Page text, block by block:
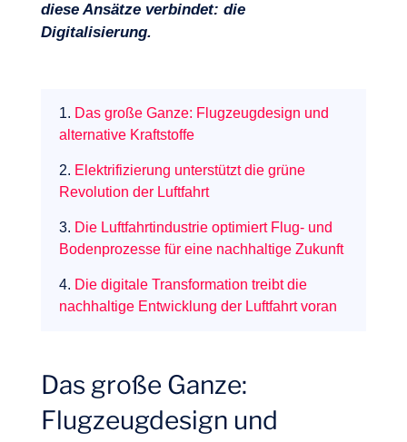
diese Ansätze verbindet: die
Digitalisierung.
1. Das große Ganze: Flugzeugdesign und
alternative Kraftstoffe
2. Elektrifizierung unterstützt die grüne
Revolution der Luftfahrt
3. Die Luftfahrtindustrie optimiert Flug- und
Bodenprozesse für eine nachhaltige Zukunft
4. Die digitale Transformation treibt die
nachhaltige Entwicklung der Luftfahrt voran
Das große Ganze:
Flugzeugdesign und